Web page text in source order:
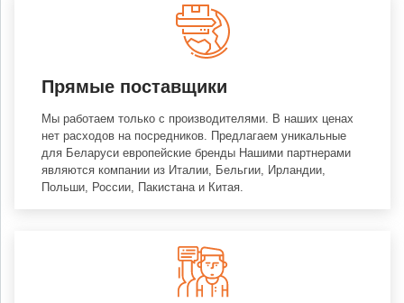
Прямые поставщики
Мы работаем только с производителями. В наших ценах
нет расходов на посредников. Предлагаем уникальные
для Беларуси европейские бренды Нашими партнерами
являются компании из Италии, Бельгии, Ирландии,
Польши, России, Пакистана и Китая.